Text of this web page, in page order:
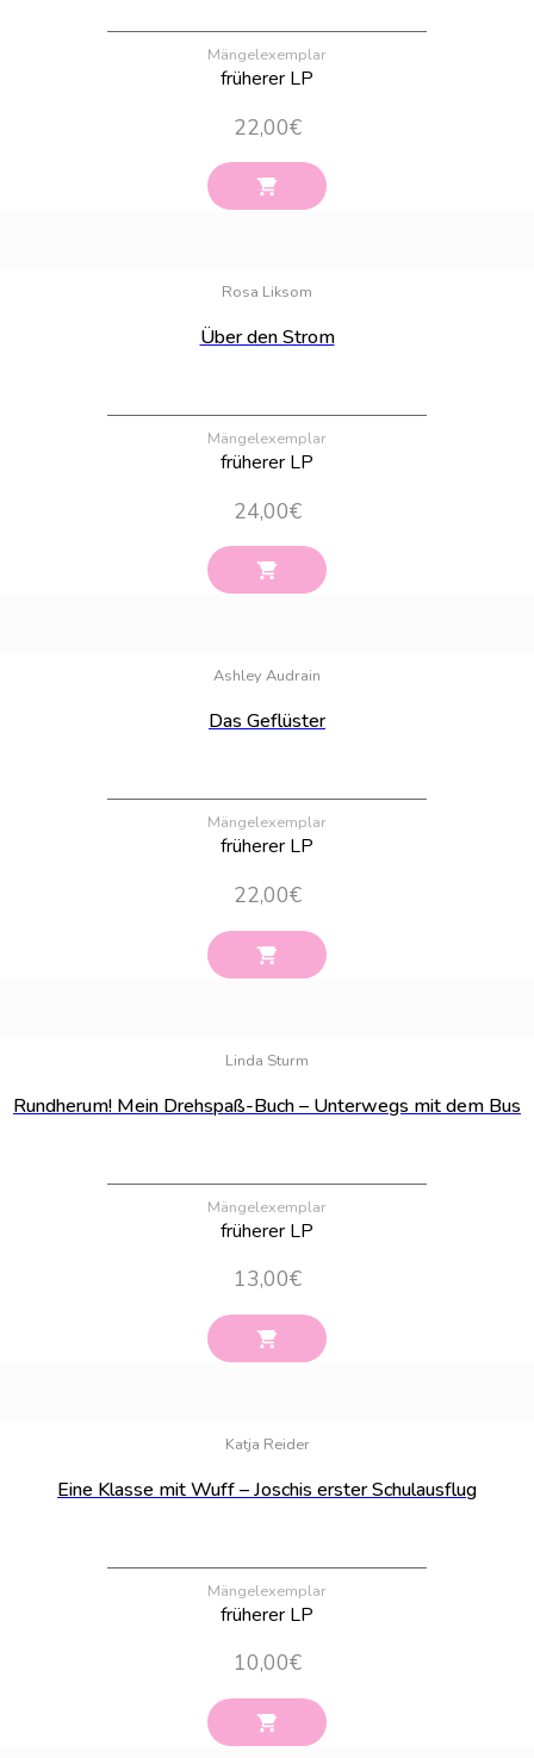
Mängelexemplar
früherer LP
22,00€
Rosa Liksom
Über den Strom
Mängelexemplar
früherer LP
24,00€
Ashley Audrain
Das Geflüster
Mängelexemplar
früherer LP
22,00€
Linda Sturm
Rundherum! Mein Drehspaß-Buch – Unterwegs mit dem Bus
Mängelexemplar
früherer LP
13,00€
Katja Reider
Eine Klasse mit Wuff – Joschis erster Schulausflug
Mängelexemplar
früherer LP
10,00€